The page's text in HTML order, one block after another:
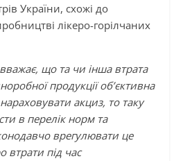
України, схожі до
лікеро-горілчаних
що та чи інша втрата
продукції об’єктивна
нараховувати акциз, то таку
в перелік норм та
врегулювати це
втрати під час